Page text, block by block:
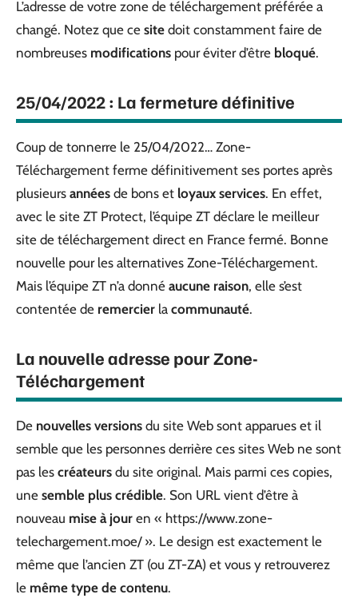
L’adresse de votre zone de téléchargement préférée a
changé. Notez que ce site doit constamment faire de
nombreuses modifications pour éviter d’être bloqué.
25/04/2022 : La fermeture définitive
Coup de tonnerre le 25/04/2022… Zone-
Téléchargement ferme définitivement ses portes après
plusieurs années de bons et loyaux services. En effet,
avec le site ZT Protect, l’équipe ZT déclare le meilleur
site de téléchargement direct en France fermé. Bonne
nouvelle pour les alternatives Zone-Téléchargement.
Mais l’équipe ZT n’a donné aucune raison, elle s’est
contentée de remercier la communauté.
La nouvelle adresse pour Zone-
Téléchargement
De nouvelles versions du site Web sont apparues et il
semble que les personnes derrière ces sites Web ne sont
pas les créateurs du site original. Mais parmi ces copies,
une semble plus crédible. Son URL vient d’être à
nouveau mise à jour en « https://www.zone-
telechargement.moe/ ». Le design est exactement le
même que l’ancien ZT (ou ZT-ZA) et vous y retrouverez
le même type de contenu.